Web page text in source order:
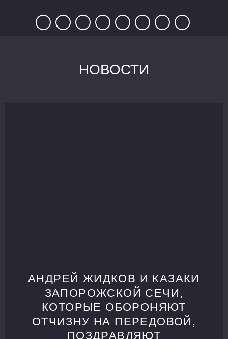
НОВОСТИ
АНДРЕЙ ЖИДКОВ И КАЗАКИ
ЗАПОРОЖСКОЙ СЕЧИ,
КОТОРЫЕ ОБОРОНЯЮТ
ОТЧИЗНУ НА ПЕРЕДОВОЙ,
ПОЗДРАВЛЯЮТ